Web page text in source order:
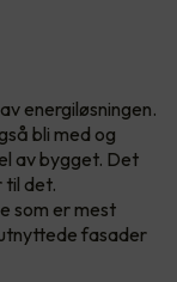
energiløsningen.
bli med og
av bygget. Det
til det.
som er mest
fasader